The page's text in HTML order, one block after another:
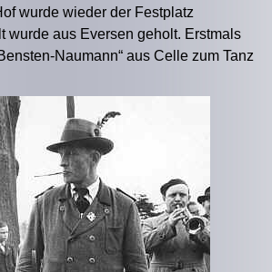
wurde wieder der Festplatz
wurde aus Eversen geholt. Erstmals
Naumann“ aus Celle zum Tanz